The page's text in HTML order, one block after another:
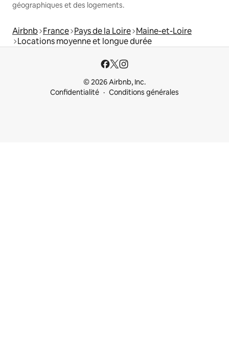
géographiques et des logements.
Airbnb France Pays de la Loire Maine-et-Loire
Locations moyenne et longue durée
© 2026 Airbnb, Inc.
Confidentialité
Conditions générales